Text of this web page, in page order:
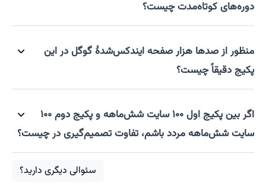
دوره‌های کوتاه‌مدت چیست؟
منظور از صدها هزار صفحه ایندکس‌شدهٔ گوگل در این
پکیج دقیقاً چیست؟
اگر بین پکیج اول ۱۰۰ سایت شش‌ماهه و پکیج دوم ۱۰۰
سایت شش‌ماهه مردد باشم، تفاوت تصمیم‌گیری در چیست؟
سئوالی دیگری دارید؟